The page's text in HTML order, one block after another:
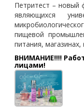
Петритест – новый
являющихся
пищевой
питания,
ВНИМАНИЕ!!!!
лицами!